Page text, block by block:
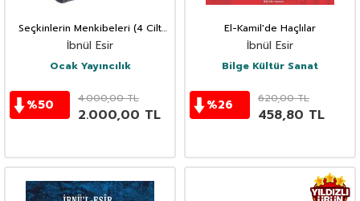
Seçkinlerin Menkibeleri (4 Cilt
Takım)
İbnül Esir
Ocak Yayıncılık
%50 4.000,00TL
2.000,00 TL
El-Kamil'de Haçlılar
İbnül Esir
Bilge Kültür Sanat
%26 620,00TL
458,80 TL